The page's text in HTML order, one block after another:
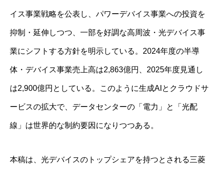
イス事業戦略を公表し、パワーデバイス事業への投資を
抑制・延伸しつつ、一部を好調な高周波・光デバイス事
業にシフトする方針を明示している。2024年度の半導
体・デバイス事業売上高は2,863億円、2025年度見通し
は2,900億円としている。このように生成AIとクラウドサ
ービスの拡大で、データセンターの「電力」と「光配
線」は世界的な制約要因になりつつある。
本稿は、光デバイスのトップシェアを持つとされる三菱